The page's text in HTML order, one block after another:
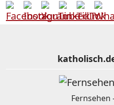
Fernsehen